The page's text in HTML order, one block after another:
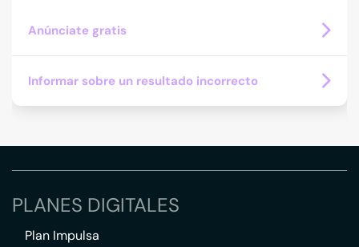
Anúnciate gratis
Informar sobre un resultado incorrecto
PLANES DIGITALES
Plan Impulsa